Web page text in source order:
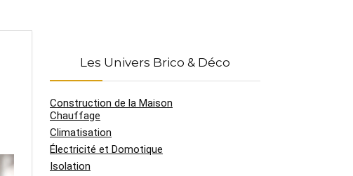
Les Univers Brico & Déco
Construction de la Maison
Chauffage
Climatisation
Électricité et Domotique
Isolation